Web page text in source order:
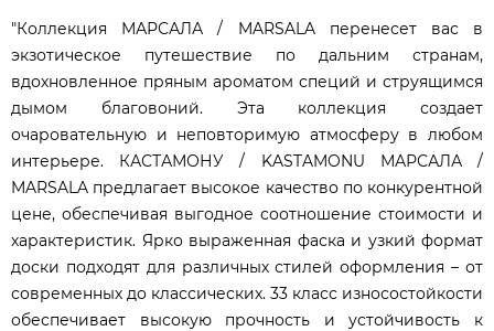
"Коллекция МАРСАЛА / MARSALA перенесет вас в
экзотическое путешествие по дальним странам,
вдохновленное пряным ароматом специй и струящимся
дымом благовоний. Эта коллекция создает
очаровательную и неповторимую атмосферу в любом
интерьере. КАСТАМОНУ / KASTAMONU МАРСАЛА /
MARSALA предлагает высокое качество по конкурентной
цене, обеспечивая выгодное соотношение стоимости и
характеристик. Ярко выраженная фаска и узкий формат
доски подходят для различных стилей оформления – от
современных до классических. 33 класс износостойкости
обеспечивает высокую прочность и устойчивость к